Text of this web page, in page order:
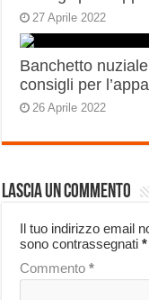
27 Aprile 2022
Banchetto
consigli per
26 Aprile 2022
Lascia un commento
Il tuo indirizzo email
sono contrassegnati*
Commento*